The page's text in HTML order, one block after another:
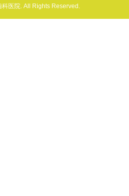
医院. All Rights Reserved.